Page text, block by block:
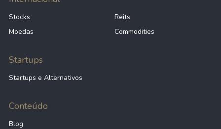
Stocks
Reits
Moedas
Commodities
Startups
Startups e Alternativos
Conteúdo
Blog